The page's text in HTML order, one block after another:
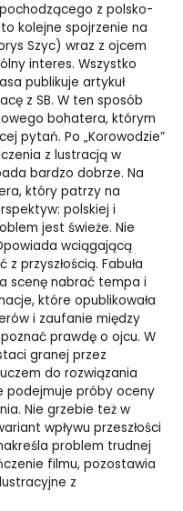
z polsko-
kolejne spojrzenie na
Szyc) wraz z ojcem
interes. Wszystko
publikuje artykuł
z SB. W ten sposób
bohatera, którym
pytań. Po „Korowodzie”
z lustracją w
bardzo dobrze. Na
który patrzy na
polskiej i
jest świeże. Nie
wciągającą
przyszłością. Fabuła
scenę nabrać tempa i
które opublikowała
i zaufanie między
prawdę o ojcu. W
granej przez
do rozwiązania
podejmuje próby oceny
Nie grzebie też w
wpływu przeszłości
problem trudnej
filmu, pozostawia
z